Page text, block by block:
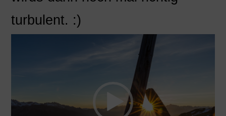
turbulent. :)